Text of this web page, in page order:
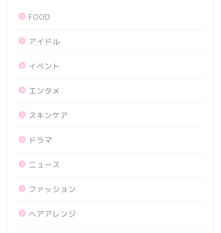
FOOD
アイドル
イベント
エンタメ
スキンケア
ドラマ
ニュース
ファッション
ヘアアレンジ